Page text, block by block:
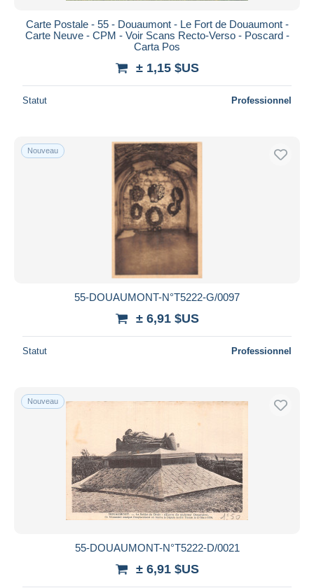
Carte Postale - 55 - Douaumont - Le Fort de Douaumont -
Carte Neuve - CPM - Voir Scans Recto-Verso - Poscard -
Carta Pos
± 1,15 $US
Statut Professionnel
Nouveau
55-DOUAUMONT-N°T5222-G/0097
± 6,91 $US
Statut Professionnel
Nouveau
55-DOUAUMONT-N°T5222-D/0021
± 6,91 $US